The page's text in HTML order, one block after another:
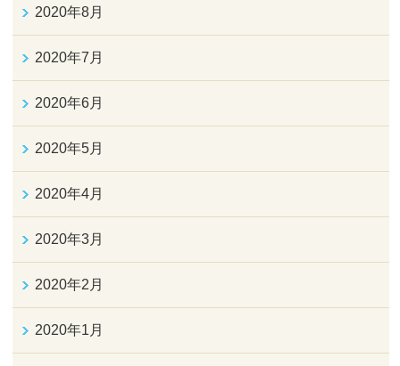
2020年8月
2020年7月
2020年6月
2020年5月
2020年4月
2020年3月
2020年2月
2020年1月